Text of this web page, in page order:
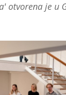
otvorena je u